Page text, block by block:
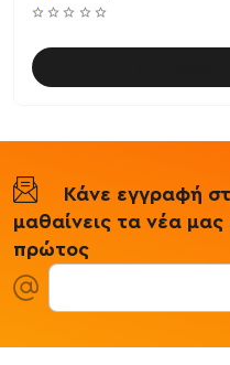
Κάνε εγγραφή
μαθαίνεις τα νέα
πρώτος